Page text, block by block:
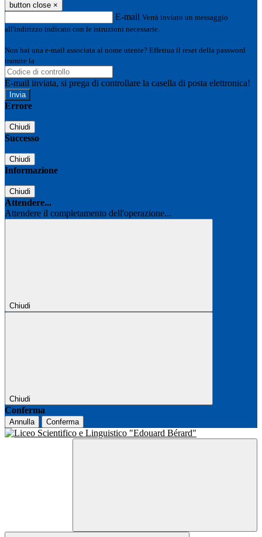
button close ×
E-mail Verrà inviato un messaggio
all'indirizzo indicato con le istruzioni necessarie.
Non hai una e-mail associata al nome utente? Effettua il reset della password
tramite la
E-mail inviata, si prega di controllare la casella di posta elettronica!
Errore
Chiudi
Successo
Chiudi
Informazione
Chiudi
Attendere...
Attendere il completamento dell'operazione...
Chiudi
Chiudi
Conferma
Annulla Conferma